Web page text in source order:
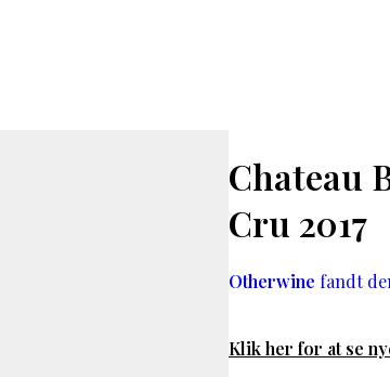
Chateau
Cru 2017
Otherwine fandt
Klik her for at se